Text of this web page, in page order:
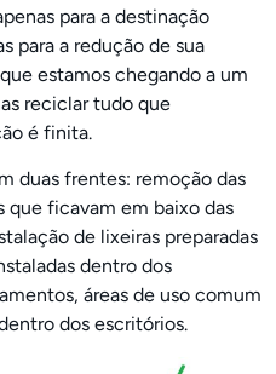
para a destinação
para a redução de sua
estamos chegando a um
reciclar tudo que
é finita.
duas frentes: remoção das
que ficavam em baixo das
de lixeiras preparadas
dentro dos
áreas de uso comum
dos escritórios.